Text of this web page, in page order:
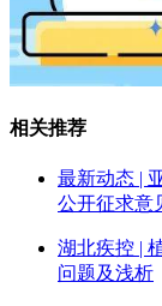
相关推荐
最新动态 |
公开征求意
湖北疾控 |
问题及浅析